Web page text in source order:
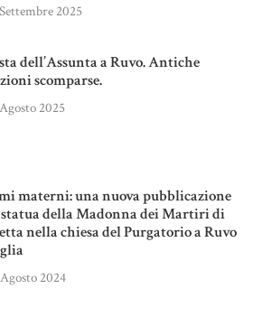
2025
dell’Assunta a Ruvo. Antiche
scomparse.
2025
materni: una nuova pubblicazione
della Madonna dei Martiri di
nella chiesa del Purgatorio a Ruvo
2024